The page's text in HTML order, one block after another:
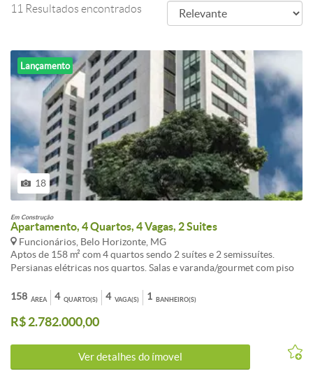
11 Resultados encontrados
Lançamento
18
Em Construção
Apartamento, 4 Quartos, 4 Vagas, 2 Suites
Funcionários, Belo Horizonte, MG
Aptos de 158 m² com 4 quartos sendo 2 suítes e 2 semissuítes.
Persianas elétricas nos quartos. Salas e varanda/gourmet com piso
Informações complementares: Lazer completo com salão de festas,
espaço gourmet, piscinas aquecidas adulto com raia e infantil, sauna
a vapor integrada à piscina, sala de massagem, espaço kids,
quadra esportiva e muito mais! * Previsão para instalação de ar
condicionado Split nos quartos dos apartamentos. Apartamentos de
ÁREA
158 QUARTO(S)
4 VAGA(S)
4 BANHEIRO(S)
1
R$ 2.782.000,00
Ver detalhes do ímovel